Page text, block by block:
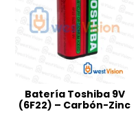
Batería Toshiba 9V
(6F22) – Carbón-Zinc